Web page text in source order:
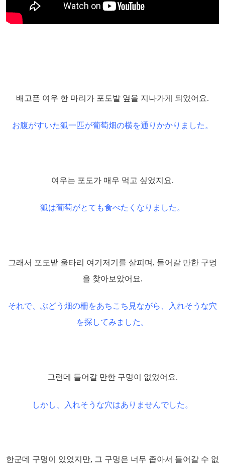
배고픈 여우 한 마리가 포도밭 옆을 지나가게 되었어요.
お腹がすいた狐一匹が葡萄畑の横を通りかかりました。
여우는 포도가 매우 먹고 싶었지요.
狐は葡萄がとても食べたくなりました。
그래서 포도밭 울타리 여기저기를 살피며, 들어갈 만한 구멍
을 찾아보았어요.
それで、ぶどう畑の柵をあちこち見ながら、入れそうな穴
を探してみました。
그런데 들어갈 만한 구멍이 없었어요.
しかし、入れそうな穴はありませんでした。
한군데 구멍이 있었지만, 그 구멍은 너무 좁아서 들어갈 수 없